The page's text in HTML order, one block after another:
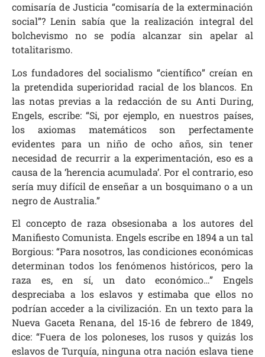
comisaría de Justicia “comisaría de la exterminación
social”? Lenin sabía que la realización integral del
bolchevismo no se podía alcanzar sin apelar al
totalitarismo.
Los fundadores del socialismo “científico” creían en
la pretendida superioridad racial de los blancos. En
las notas previas a la redacción de su Anti During,
Engels, escribe: “Si, por ejemplo, en nuestros países,
los axiomas matemáticos son perfectamente
evidentes para un niño de ocho años, sin tener
necesidad de recurrir a la experimentación, eso es a
causa de la ‘herencia acumulada’. Por el contrario, eso
sería muy difícil de enseñar a un bosquimano o a un
negro de Australia.”
El concepto de raza obsesionaba a los autores del
Manifiesto Comunista. Engels escribe en 1894 a un tal
Borgious: “Para nosotros, las condiciones económicas
determinan todos los fenómenos históricos, pero la
raza es, en sí, un dato económico…” Engels
despreciaba a los eslavos y estimaba que ellos no
podrían acceder a la civilización. En un texto para la
Nueva Gaceta Renana, del 15-16 de febrero de 1849,
dice: “Fuera de los poloneses, los rusos y quizás los
eslavos de Turquía, ninguna otra nación eslava tiene